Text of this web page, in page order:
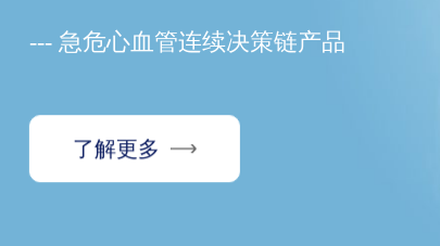
--- 急危心血管连续决策链产品
了解更多